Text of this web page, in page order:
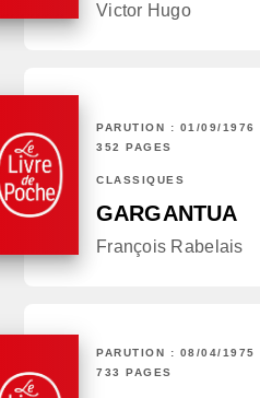
Victor Hugo
PARUTION : 01/09/1976
352 PAGES
CLASSIQUES
GARGANTUA
François Rabelais
PARUTION : 08/04/1975
733 PAGES